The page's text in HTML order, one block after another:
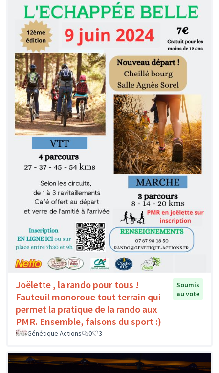
Joëlette , la rando pour tous !
Fauteuil monoroue tout terrain qui
permet la pratique de la rando aux
PMR. Ensemble, faisons du sport :)
Soumis
au vote
Génétique Actions 0 3